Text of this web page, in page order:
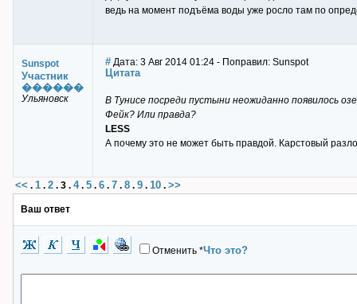
ведь на момент подъёма воды уже росло там по
Sunspot
Участник
������
Ульяновск
# Дата: 3 Авг 2014 01:24 - Поправил: Sunspot
Цитата
В Тунисе посреди пустыни неожиданно появилось
Фейк? Или правда?
LESS
А почему это не может быть правдой. Карстовый
<< . 1 . 2 . 3 . 4. 5 . 6 . 7 . 8 . 9 . 10 . >>
Ваш ответ
Отменить *Что это?